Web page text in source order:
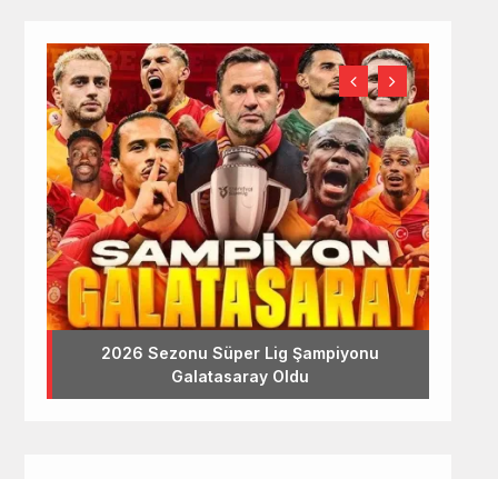
2026 Sezonu Süper Lig Şampiyonu
Galatasaray Oldu